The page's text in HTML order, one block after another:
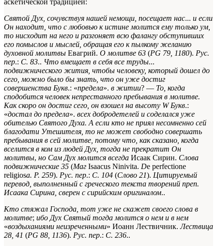
аскетической традицией:
Святой Дух, сочувствуя нашей немощи, посещает нас... и если
Он находит, что с любовью к истине молится ему только ум,
то нисходит на него и разгоняет всю фалангу обступивших
его помыслов и мыслей, обращая его к пылкому желанию
духовной молитвы Евагрий. О молитве 63 (PG 79, 1180). Рус.
пер.: С. 83.. Что вмещает в себя все труды...
подвижнического жития, чтобы человеку, который дошел до
сего, можно было бы знать, что он уже достиг
совершенства Букв.: «предела». в житии? — То, когда
сподобится человек непрестанного пребывания в молитве.
Как скоро он достиг сего, он взошел на высоту W Букв.:
«достал до предела». всех добродетелей и соделался уже
обителью Святого Духа. А если кто не приял несомненно сей
благодати Утешителя, то не может свободно совершать
пребывания в сей молитве, потому что, как сказано, когда
вселится в ком из людей Дух, тогда не прекратит Он
молитвы, но Сам Дух молится всегда Исаак Сирин. Слова
подвижнические 35 (Маг Isaacus Ninivita. De perfectione
religiosa. P. 259). Рус. пер.: C. 104 (Слово 21). Цитируемый
перевод, выполненный с греческого текста творений преп.
Исаака Сирина, сверен с сирийским оригиналом..
Кто стяжал Господа, тот уже не скажет своего слова в
молитве; ибо Дух Святый тогда молится о нем и в нем
«воздыханиями неизреченными» Иоанн Лествичник.Лествица
28, 41 (PG 88, 1136). Рус. пер.: С. 236..